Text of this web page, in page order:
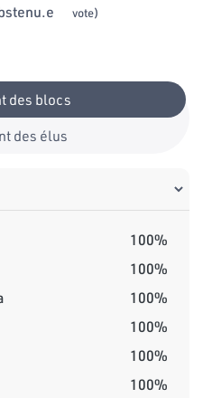
des blocs
des élus
100%
100%
100%
100%
100%
100%
vote)